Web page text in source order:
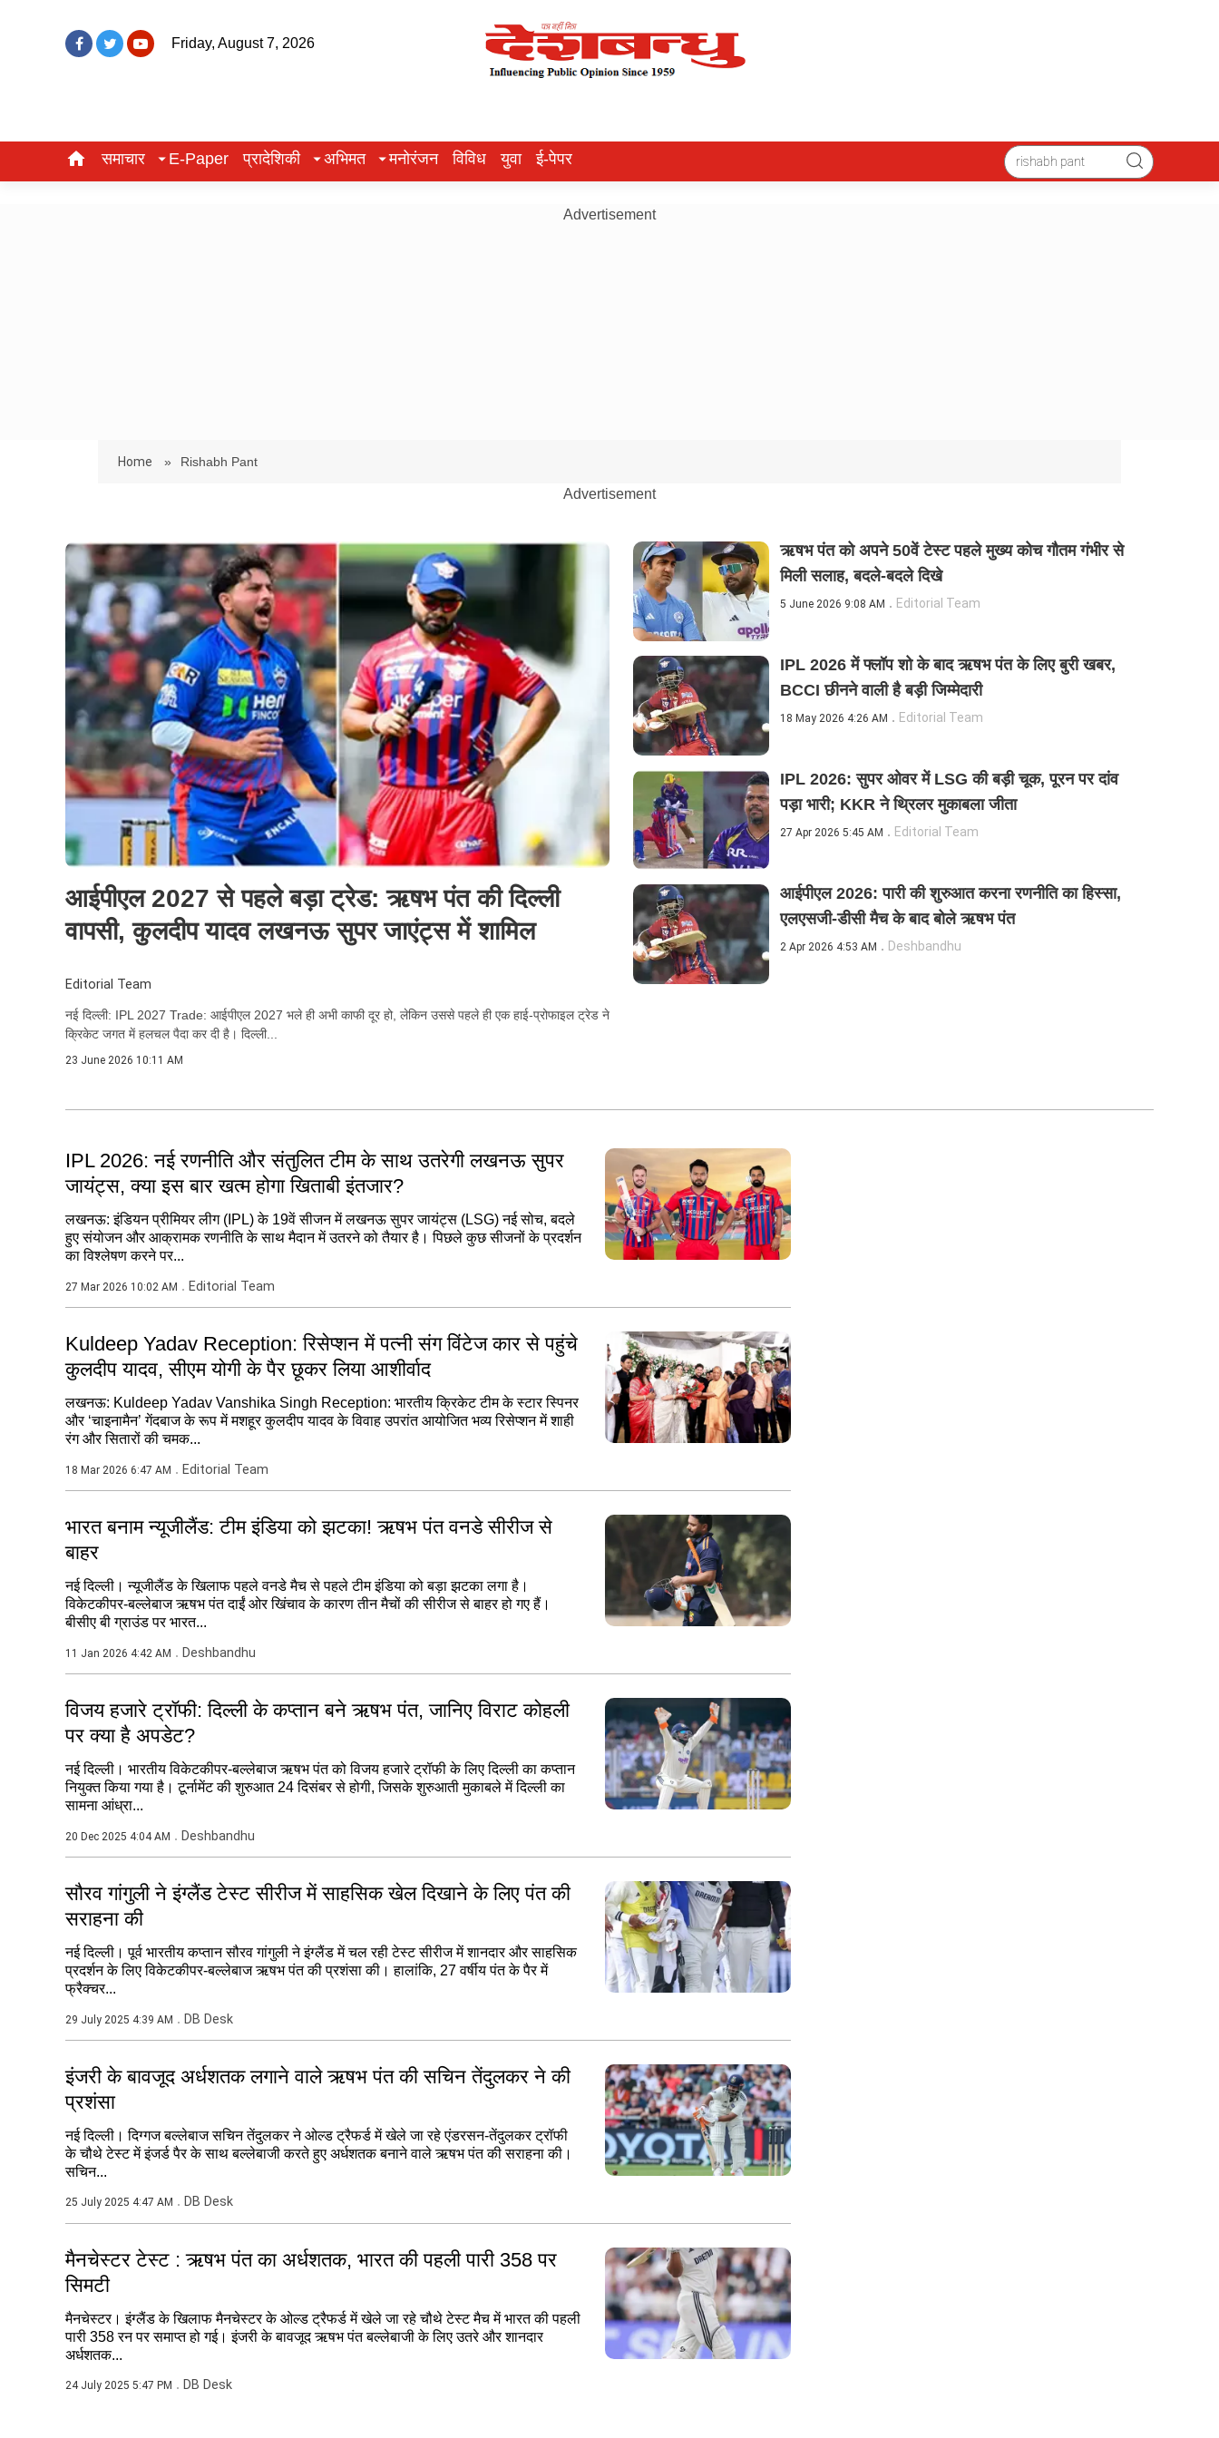
Friday, August 7, 2026
समाचार E-Paper प्रादेशिकी अभिमत मनोरंजन विविध युवा ई-पेपर
Advertisement
Home » Rishabh Pant
Advertisement
आईपीएल 2027 से पहले बड़ा ट्रेड: ऋषभ पंत की दिल्ली
वापसी, कुलदीप यादव लखनऊ सुपर जाएंट्स में शामिल
Editorial Team
नई दिल्‍ली: IPL 2027 Trade: आईपीएल 2027 भले ही अभी काफी दूर हो, लेकिन उससे पहले ही एक हाई-प्रोफाइल ट्रेड ने
क्रिकेट जगत में हलचल पैदा कर दी है। दिल्ली...
23 June 2026 10:11 AM
ऋषभ पंत को अपने 50वें टेस्ट पहले मुख्य कोच गौतम गंभीर से
मिली सलाह, बदले-बदले दिखे
5 June 2026 9:08 AM Editorial Team
IPL 2026 में फ्लॉप शो के बाद ऋषभ पंत के लिए बुरी खबर,
BCCI छीनने वाली है बड़ी जिम्मेदारी
18 May 2026 4:26 AM Editorial Team
IPL 2026: सुपर ओवर में LSG की बड़ी चूक, पूरन पर दांव
पड़ा भारी; KKR ने थ्रिलर मुकाबला जीता
27 Apr 2026 5:45 AM Editorial Team
आईपीएल 2026: पारी की शुरुआत करना रणनीति का हिस्सा,
एलएसजी-डीसी मैच के बाद बोले ऋषभ पंत
2 Apr 2026 4:53 AM Deshbandhu
IPL 2026: नई रणनीति और संतुलित टीम के साथ उतरेगी लखनऊ सुपर
जायंट्स, क्या इस बार खत्म होगा खिताबी इंतजार?
लखनऊ: इंडियन प्रीमियर लीग (IPL) के 19वें सीजन में लखनऊ सुपर जायंट्स (LSG) नई सोच, बदले
हुए संयोजन और आक्रामक रणनीति के साथ मैदान में उतरने को तैयार है। पिछले कुछ सीजनों के प्रदर्शन
का विश्लेषण करने पर...
27 Mar 2026 10:02 AM Editorial Team
Kuldeep Yadav Reception: रिसेप्शन में पत्नी संग विंटेज कार से पहुंचे
कुलदीप यादव, सीएम योगी के पैर छूकर लिया आशीर्वाद
लखनऊ: Kuldeep Yadav Vanshika Singh Reception: भारतीय क्रिकेट टीम के स्टार स्पिनर
और ‘चाइनामैन’ गेंदबाज के रूप में मशहूर कुलदीप यादव के विवाह उपरांत आयोजित भव्य रिसेप्शन में शाही
रंग और सितारों की चमक...
18 Mar 2026 6:47 AM Editorial Team
भारत बनाम न्यूजीलैंड: टीम इंडिया को झटका! ऋषभ पंत वनडे सीरीज से
बाहर
नई दिल्ली। न्यूजीलैंड के खिलाफ पहले वनडे मैच से पहले टीम इंडिया को बड़ा झटका लगा है।
विकेटकीपर-बल्लेबाज ऋषभ पंत दाईं ओर खिंचाव के कारण तीन मैचों की सीरीज से बाहर हो गए हैं।
बीसीए बी ग्राउंड पर भारत...
11 Jan 2026 4:42 AM Deshbandhu
विजय हजारे ट्रॉफी: दिल्ली के कप्तान बने ऋषभ पंत, जानिए विराट कोहली
पर क्या है अपडेट?
नई दिल्ली। भारतीय विकेटकीपर-बल्लेबाज ऋषभ पंत को विजय हजारे ट्रॉफी के लिए दिल्ली का कप्तान
नियुक्त किया गया है। टूर्नामेंट की शुरुआत 24 दिसंबर से होगी, जिसके शुरुआती मुकाबले में दिल्ली का
सामना आंध्रा...
20 Dec 2025 4:04 AM Deshbandhu
सौरव गांगुली ने इंग्लैंड टेस्ट सीरीज में साहसिक खेल दिखाने के लिए पंत की
सराहना की
नई दिल्ली। पूर्व भारतीय कप्तान सौरव गांगुली ने इंग्लैंड में चल रही टेस्ट सीरीज में शानदार और साहसिक
प्रदर्शन के लिए विकेटकीपर-बल्लेबाज ऋषभ पंत की प्रशंसा की। हालांकि, 27 वर्षीय पंत के पैर में
फ्रैक्चर...
29 July 2025 4:39 AM DB Desk
इंजरी के बावजूद अर्धशतक लगाने वाले ऋषभ पंत की सचिन तेंदुलकर ने की
प्रशंसा
नई दिल्ली। दिग्गज बल्लेबाज सचिन तेंदुलकर ने ओल्ड ट्रैफर्ड में खेले जा रहे एंडरसन-तेंदुलकर ट्रॉफी
के चौथे टेस्ट में इंजर्ड पैर के साथ बल्लेबाजी करते हुए अर्धशतक बनाने वाले ऋषभ पंत की सराहना की।
सचिन...
25 July 2025 4:47 AM DB Desk
मैनचेस्टर टेस्ट : ऋषभ पंत का अर्धशतक, भारत की पहली पारी 358 पर
सिमटी
मैनचेस्टर। इंग्लैंड के खिलाफ मैनचेस्टर के ओल्ड ट्रैफर्ड में खेले जा रहे चौथे टेस्ट मैच में भारत की पहली
पारी 358 रन पर समाप्त हो गई। इंजरी के बावजूद ऋषभ पंत बल्लेबाजी के लिए उतरे और शानदार
अर्धशतक...
24 July 2025 5:47 PM DB Desk